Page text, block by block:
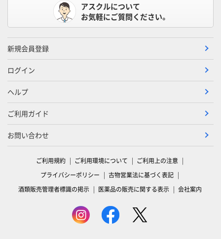
アスクルについて
お気軽にご質問ください。
新規会員登録
ログイン
ヘルプ
ご利用ガイド
お問い合わせ
ご利用規約 ご利用環境について
ご利用上の注意
プライバシーポリシー
古物営業法に基づく表記
酒類販売管理者標識の掲示
医薬品の販売に関する表示 会社案内